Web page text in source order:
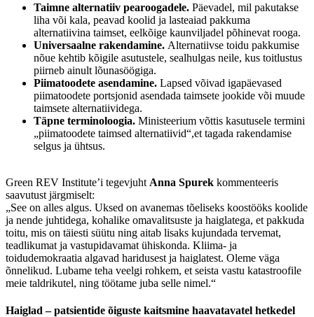
Taimne alternatiiv pearoogadele. Päevadel, mil pakutakse
liha või kala, peavad koolid ja lasteaiad pakkuma
alternatiivina taimset, eelkõige kaunviljadel põhinevat rooga.
Universaalne rakendamine. Alternatiivse toidu pakkumise
nõue kehtib kõigile asutustele, sealhulgas neile, kus toitlustus
piirneb ainult lõunasöögiga.
Piimatoodete asendamine. Lapsed võivad igapäevased
piimatoodete portsjonid asendada taimsete jookide või muude
taimsete alternatiividega.
Täpne terminoloogia. Ministeerium võttis kasutusele termini
„piimatoodete taimsed alternatiivid“,et tagada rakendamise
selgus ja ühtsus.
Green REV Institute’i tegevjuht Anna Spurek kommenteeris
saavutust järgmiselt:
„See on alles algus. Uksed on avanemas tõeliseks koostööks koolide
ja nende juhtidega, kohalike omavalitsuste ja haiglatega, et pakkuda
toitu, mis on täiesti süütu ning aitab lisaks kujundada tervemat,
teadlikumat ja vastupidavamat ühiskonda. Kliima- ja
toidudemokraatia algavad haridusest ja haiglatest. Oleme väga
õnnelikud. Lubame teha veelgi rohkem, et seista vastu katastroofile
meie taldrikutel, ning töötame juba selle nimel.“
Haiglad – patsientide õiguste kaitsmine haavatavatel hetkedel